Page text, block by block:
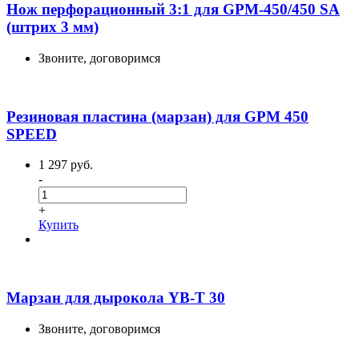
Нож перфорационный 3:1 для GPM-450/450 SA
(штрих 3 мм)
Звоните, договоримся
Резиновая пластина (марзан) для GPM 450
SPEED
1 297 руб.
-
+
Купить
Марзан для дырокола YB-T 30
Звоните, договоримся